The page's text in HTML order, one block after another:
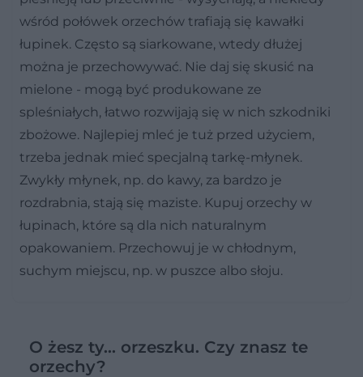
wśród połówek orzechów trafiają się kawałki
łupinek. Często są siarkowane, wtedy dłużej
można je przechowywać. Nie daj się skusić na
mielone - mogą być produkowane ze
spleśniałych, łatwo rozwijają się w nich szkodniki
zbożowe. Najlepiej mleć je tuż przed użyciem,
trzeba jednak mieć specjalną tarkę-młynek.
Zwykły młynek, np. do kawy, za bardzo je
rozdrabnia, stają się maziste. Kupuj orzechy w
łupinach, które są dla nich naturalnym
opakowaniem. Przechowuj je w chłodnym,
suchym miejscu, np. w puszce albo słoju.
O żesz ty... orzeszku. Czy znasz te
orzechy?